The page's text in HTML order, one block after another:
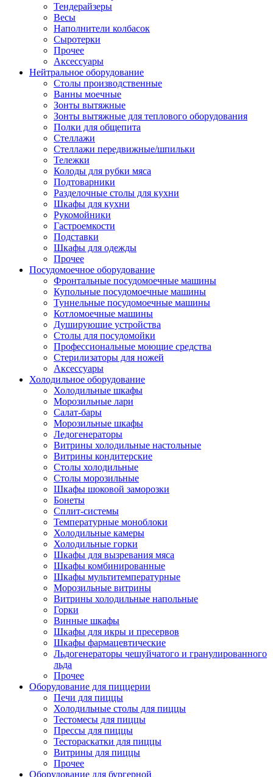
Тендерайзеры
Весы
Наполнители колбасок
Сыротерки
Прочее
Аксессуары
Нейтральное оборудование
Столы производственные
Ванны моечные
Зонты вытяжные
Зонты вытяжные для теплового оборудования
Полки для общепита
Стеллажи
Стеллажи передвижные/шпильки
Тележки
Колоды для рубки мяса
Подтоварники
Разделочные столы для кухни
Шкафы для кухни
Рукомойники
Гастроемкости
Подставки
Шкафы для одежды
Прочее
Посудомоечное оборудование
Фронтальные посудомоечные машины
Купольные посудомоечные машины
Туннельные посудомоечные машины
Котломоечные машины
Душирующие устройства
Столы для посудомойки
Профессиональные моющие средства
Стерилизаторы для ножей
Аксессуары
Холодильное оборудование
Холодильные шкафы
Морозильные лари
Салат-бары
Морозильные шкафы
Ледогенераторы
Витрины холодильные настольные
Витрины кондитерские
Столы холодильные
Столы морозильные
Шкафы шоковой заморозки
Бонеты
Сплит-системы
Температурные моноблоки
Холодильные камеры
Холодильные горки
Шкафы для вызревания мяса
Шкафы комбинированные
Шкафы мультитемпературные
Морозильные витрины
Витрины холодильные напольные
Горки
Винные шкафы
Шкафы для икры и пресервов
Шкафы фармацевтические
Льдогенераторы чешуйчатого и гранулированного
льда
Прочее
Оборудование для пиццерии
Печи для пиццы
Холодильные столы для пиццы
Тестомесы для пиццы
Прессы для пиццы
Тестораскатки для пиццы
Витрины для пиццы
Прочее
Оборудование для бургерной